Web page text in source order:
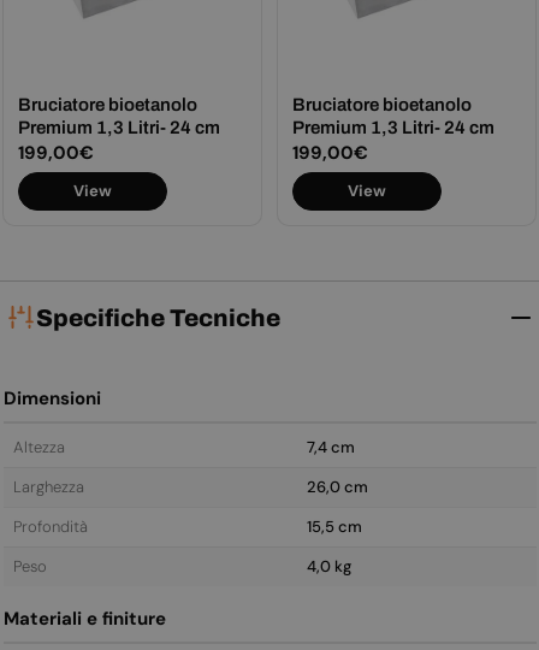
Bruciatore bioetanolo
Premium 1,3 Litri- 24 cm
Prezzo
normale
199,00€
View
Bruciatore bioetanolo
Premium 1,3 Litri- 24 cm
Prezzo
normale
199,00€
View
Specifiche Tecniche
Dimensioni
Altezza
7,4 cm
Larghezza
26,0 cm
Profondità
15,5 cm
Peso
4,0 kg
Materiali e finiture